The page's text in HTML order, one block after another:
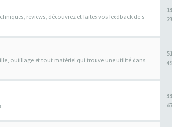
reviews, découvrez et faites vos feedback de s
outillage et tout matériel qui trouve une utilité dans